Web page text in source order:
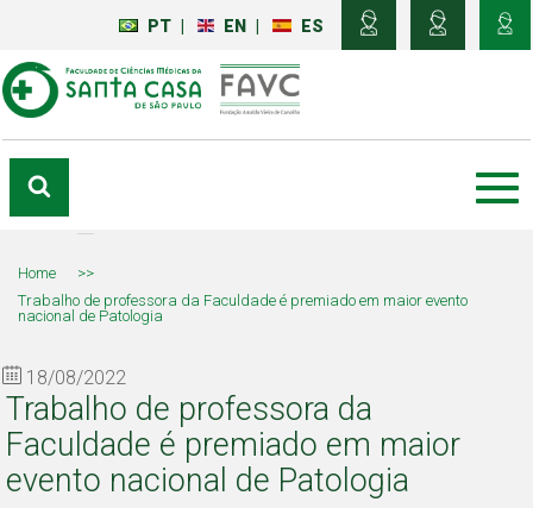
PT EN ES
Home
>>
Trabalho de professora da Faculdade é premiado em maior evento
nacional de Patologia
18/08/2022
Trabalho de professora da
Faculdade é premiado em maior
evento nacional de Patologia